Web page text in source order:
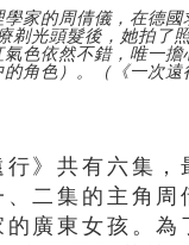
學家的周倩儀，在德
剃光頭髮後，她拍了
氣色依然不錯，唯一
角色）。（《一次遠
共有六集，
二集的主角周
廣東女孩。為